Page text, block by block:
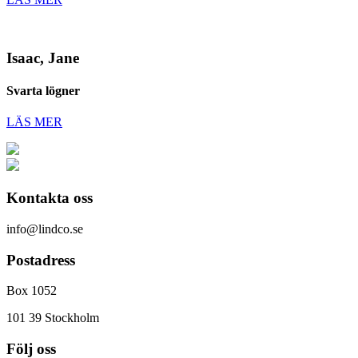
Isaac, Jane
Svarta lögner
LÄS MER
Kontakta oss
info@lindco.se
Postadress
Box 1052
101 39 Stockholm
Följ oss